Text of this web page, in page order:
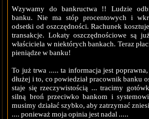
Wzywamy do bankructwa !! Ludzie
banku. Nie ma stóp procentowych i
odsetki od oszczędności. Rachunek
transakcje. Lokaty oszczędnościowe są
właściciela w niektórych bankach. Teraz
pieniądze w banku!
To już trwa ..... ta informacja jest
dłużej i to, co powiedział pracownik banku
staje się rzeczywistością ... tracimy
silną broń przeciwko bankom i
musimy działać szybko, aby zatrzymać
.... ponieważ moja opinia jest nadal .....